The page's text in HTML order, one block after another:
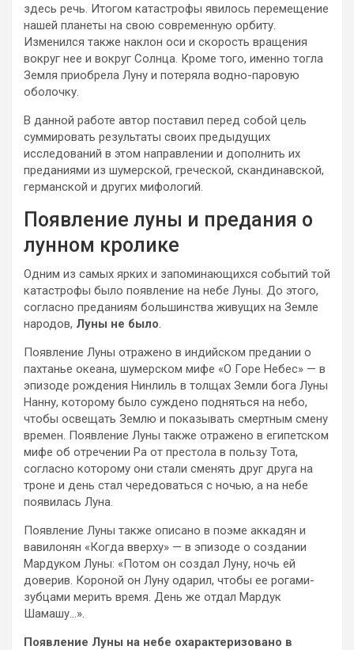
здесь речь. Итогом катастрофы явилось перемещение
нашей планеты на свою современную орбиту.
Изменился также наклон оси и скорость вращения
вокруг нее и вокруг Солнца. Кроме того, именно тогла
Земля приобрела Луну и потеряла водно-паровую
оболочку.
В данной работе автор поставил перед собой цель
суммировать результаты своих предыдущих
исследований в этом направлении и дополнить их
преданиями из шумерской, греческой, скандинавской,
германской и других мифологий.
Появление луны и предания о
лунном кролике
Одним из самых ярких и запоминающихся событий той
катастрофы было появление на небе Луны. До этого,
согласно преданиям большинства живущих на Земле
народов, Луны не было.
Появление Луны отражено в индийском предании о
пахтанье океана, шумерском мифе «О Горе Небес» — в
эпизоде рождения Нинлиль в толщах Земли бога Луны
Нанну, которому было суждено подняться на небо,
чтобы освещать Землю и показывать смертным смену
времен. Появление Луны также отражено в египетском
мифе об отречении Ра от престола в пользу Тота,
согласно которому они стали сменять друг друга на
троне и день стал чередоваться с ночью, а на небе
появилась Луна.
Появление Луны также описано в поэме аккадян и
вавилонян «Когда вверху» — в эпизоде о создании
Мардуком Луны: «Потом он создал Луну, ночь ей
доверив. Короной он Луну одарил, чтобы ее рогами-
зубцами мерить время. День же отдал Мардук
Шамашу…».
Появление Луны на небе охарактеризовано в